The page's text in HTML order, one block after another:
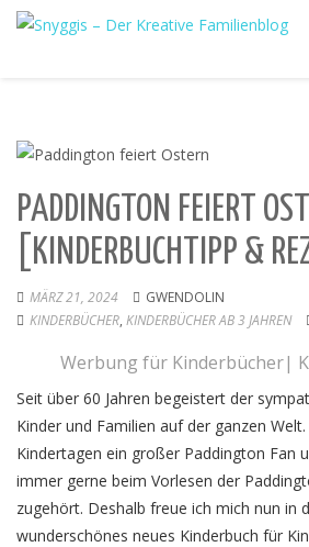
PADDINGTON FEIERT
[KINDERBUCHTIPP &
MÄRZ 21, 2024
GWENDOLIN
KINDERBÜCHER, KINDERBÜCHER AB 3 JAHREN
Werbung für Kinderbücher|
Seit über 60 Jahren begeistert der
Kinder und Familien auf der ganzen
Kindertagen ein großer Paddington Fan
immer gerne beim Vorlesen der
zugehört. Deshalb freue ich mich nun in
wunderschönes neues Kinderbuch für